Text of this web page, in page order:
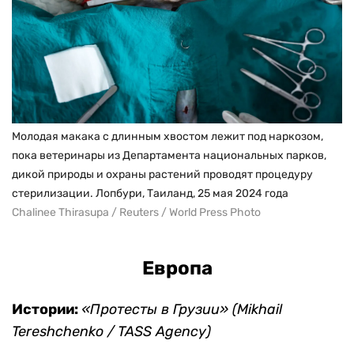
Молодая макака с длинным хвостом лежит под наркозом,
пока ветеринары из Департамента национальных парков,
дикой природы и охраны растений проводят процедуру
стерилизации. Лопбури, Таиланд, 25 мая 2024 года
Chalinee Thirasupa / Reuters / World Press Photo
Европа
Истории: «Протесты в Грузии» (Mikhail
Tereshchenko / TASS Agency)